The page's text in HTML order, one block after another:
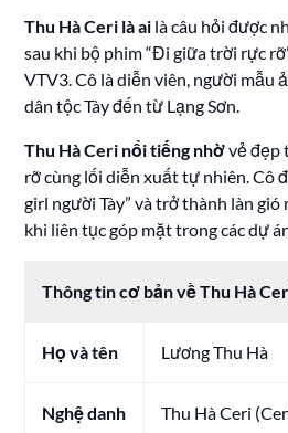
Thu Hà Ceri là ai là câu hỏi được
sau khi bộ phim “Đi giữa trời rực
VTV3. Cô là diễn viên, người mẫu
dân tộc Tày đến từ Lạng Sơn.
Thu Hà Ceri nổi tiếng nhờvẻ đẹp
rỡ cùng lối diễn xuất tự nhiên. Cô
girl người Tày” và trở thành làn
khi liên tục góp mặt trong các dự
Thông tin cơ bản về Thu Hà
Họ và tên Lương Thu Hà
Nghệ danh Thu Hà Ceri